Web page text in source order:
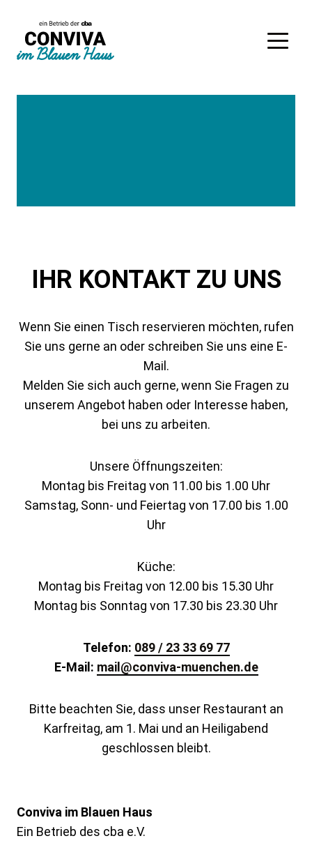
IHR KONTAKT ZU UNS
Wenn Sie einen Tisch reservieren möchten, rufen
Sie uns gerne an oder schreiben Sie uns eine E-
Mail.
Melden Sie sich auch gerne, wenn Sie Fragen zu
unserem Angebot haben oder Interesse haben,
bei uns zu arbeiten.
Unsere Öffnungszeiten:
Montag bis Freitag von 11.00 bis 1.00 Uhr
Samstag, Sonn- und Feiertag von 17.00 bis 1.00
Uhr
Küche:
Montag bis Freitag von 12.00 bis 15.30 Uhr
Montag bis Sonntag von 17.30 bis 23.30 Uhr
Telefon: 089 / 23 33 69 77
E-Mail: mail@conviva-muenchen.de
Bitte beachten Sie, dass unser Restaurant an
Karfreitag, am 1. Mai und an Heiligabend
geschlossen bleibt.
Conviva im Blauen Haus
Ein Betrieb des cba e.V.